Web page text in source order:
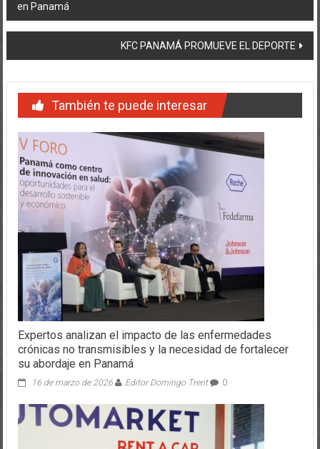
deen Panamá
KFC PANAMÁ PROMUEVE EL DEPORTE
También te puede interesar
Expertos analizan el impacto de las enfermedades
crónicas no transmisibles y la necesidad de fortalecer
su abordaje en Panamá
16 de marzo de 2026 Editor Domingo Trent 0